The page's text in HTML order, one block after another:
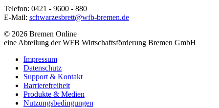
Telefon: 0421 - 9600 - 880
E-Mail: schwarzesbrett@wfb-bremen.de
© 2026 Bremen Online
eine Abteilung der WFB Wirtschaftsförderung Bremen GmbH
Impressum
Datenschutz
Support & Kontakt
Barrierefreiheit
Produkte & Medien
Nutzungsbedingungen